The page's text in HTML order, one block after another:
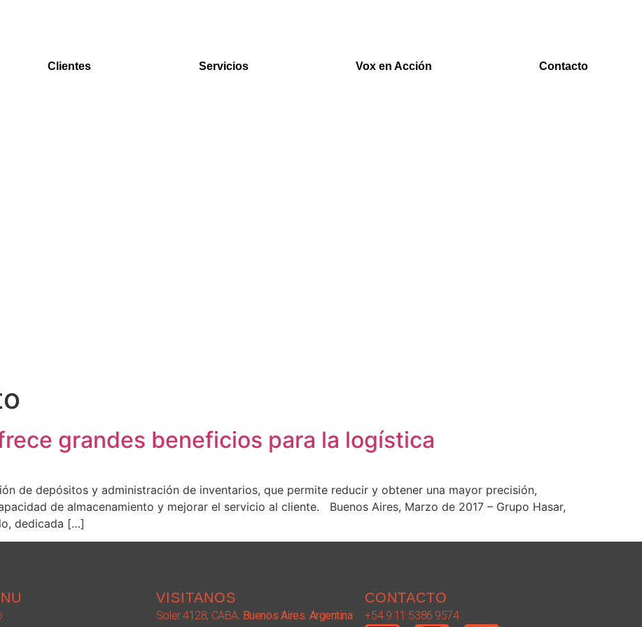
Clientes Servicios Vox en Acción Contacto
grandes beneficios para la logística
de depósitos y administración de inventarios, que permite reducir y obtener una mayor precisión,
de almacenamiento y mejorar el servicio al cliente. Buenos Aires, Marzo de 2017 – Grupo Hasar,
dedicada […]
VISITANOS
Soler 4128, CABA. Buenos Aires. Argentina
CONTACTO
+54 9 11 5386 9574